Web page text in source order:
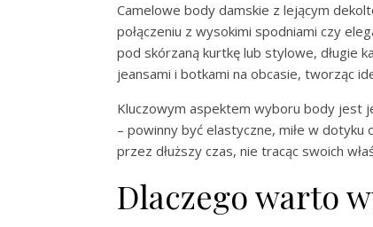
Camelowe body damskie z lejącym
połączeniu z wysokimi spodniami czy
pod skórzaną kurtkę lub stylowe, długie
jeansami i botkami na obcasie, tworząc
Kluczowym aspektem wyboru body jest
– powinny być elastyczne, miłe w
przez dłuższy czas, nie tracąc swoich
Dlaczego warto